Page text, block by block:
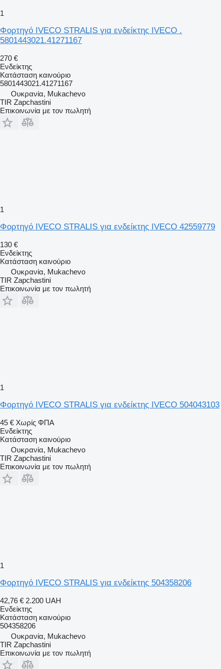
1
Φορτηγό IVECO STRALIS για ενδείκτης IVECO .
5801443021.41271167
270 €
Ενδείκτης
Κατάσταση καινούριο
5801443021.41271167
Ουκρανία, Mukachevo
TIR Zapchastini
Επικοινωνία με τον πωλητή
1
Φορτηγό IVECO STRALIS για ενδείκτης IVECO 42559779
130 €
Ενδείκτης
Κατάσταση καινούριο
Ουκρανία, Mukachevo
TIR Zapchastini
Επικοινωνία με τον πωλητή
1
Φορτηγό IVECO STRALIS για ενδείκτης IVECO 504043103
45 € Χωρίς ΦΠΑ
Ενδείκτης
Κατάσταση καινούριο
Ουκρανία, Mukachevo
TIR Zapchastini
Επικοινωνία με τον πωλητή
1
Φορτηγό IVECO STRALIS για ενδείκτης 504358206
42,76 € 2.200 UAH
Ενδείκτης
Κατάσταση καινούριο
504358206
Ουκρανία, Mukachevo
TIR Zapchastini
Επικοινωνία με τον πωλητή